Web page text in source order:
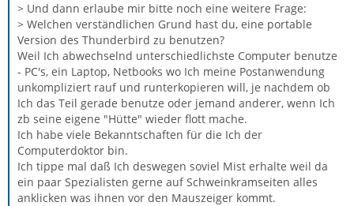
> Und dann erlaube mir bitte noch eine weitere Frage:
> Welchen verständlichen Grund hast du, eine portable
Version des Thunderbird zu benutzen?
Weil Ich abwechselnd unterschiedlichste Computer benutze
- PC's, ein Laptop, Netbooks wo Ich meine Postanwendung
unkompliziert rauf und runterkopieren will, je nachdem ob
Ich das Teil gerade benutze oder jemand anderer, wenn Ich
zb seine eigene "Hütte" wieder flott mache.
Ich habe viele Bekanntschaften für die Ich der
Computerdoktor bin.
Ich tippe mal daß Ich deswegen soviel Mist erhalte weil da
ein paar Spezialisten gerne auf Schweinkramseiten alles
anklicken was ihnen vor den Mauszeiger kommt.